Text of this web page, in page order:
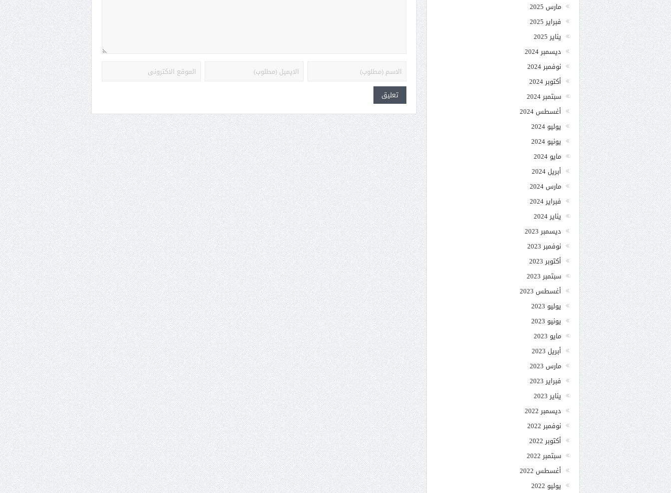
مارس 2025
فبراير 2025
يناير 2025
ديسمبر 2024
نوفمبر 2024
أكتوبر 2024
سبتمبر 2024
أغسطس 2024
يوليو 2024
يونيو 2024
مايو 2024
أبريل 2024
مارس 2024
فبراير 2024
يناير 2024
ديسمبر 2023
نوفمبر 2023
أكتوبر 2023
سبتمبر 2023
أغسطس 2023
يوليو 2023
يونيو 2023
مايو 2023
أبريل 2023
مارس 2023
فبراير 2023
يناير 2023
ديسمبر 2022
نوفمبر 2022
أكتوبر 2022
سبتمبر 2022
أغسطس 2022
يوليو 2022